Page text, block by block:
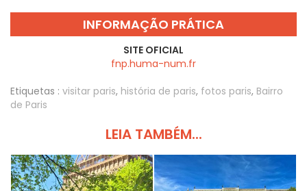
INFORMAÇÃO PRÁTICA
SITE OFICIAL
fnp.huma-num.fr
Etiquetas : visitar paris, história de paris, fotos paris, Bairro
de Paris
LEIA TAMBÉM...